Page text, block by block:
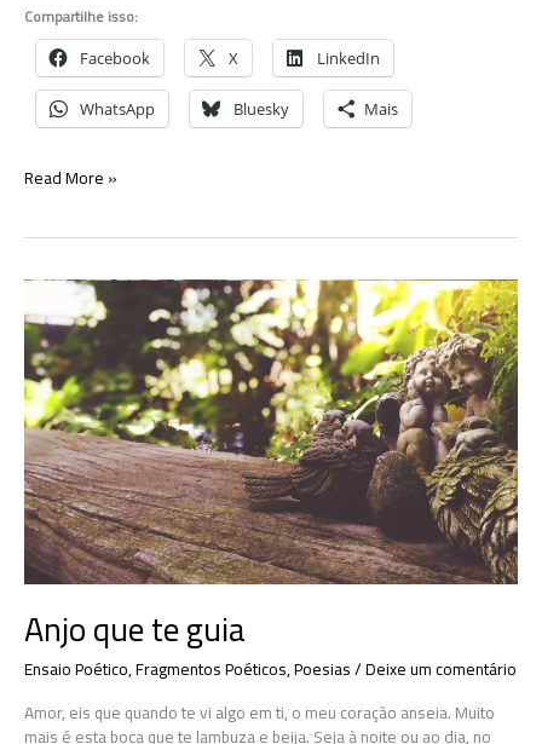
Compartilhe isso:
Facebook X LinkedIn
WhatsApp Bluesky Mais
Santa
Read More »
Anjo que te guia
Ensaio Poético,Fragmentos Poéticos,Poesias/Deixe um comentário
Amor, eis que quando te vi algo em ti, o meu coração anseia. Muito
mais é esta boca que te lambuza e beija. Seja à noite ou ao dia, no